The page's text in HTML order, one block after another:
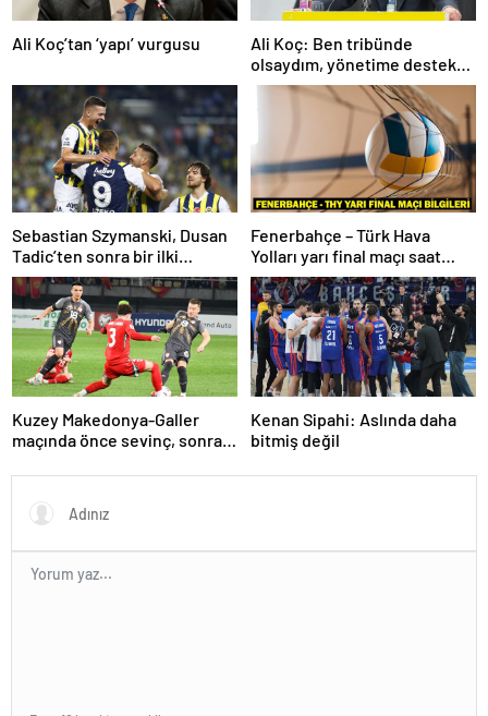
Ali Koç’tan ‘yapı’ vurgusu
Ali Koç: Ben tribünde
olsaydım, yönetime destek
olurdum
Sebastian Szymanski, Dusan
Tadic’ten sonra bir ilki
gerçekleştirecek
Fenerbahçe – Türk Hava
Yolları yarı final maçı saat
kaçta, hangi kanalda? Kupa
Voley dörtlü final heyecanı!
Kuzey Makedonya-Galler
maçında önce sevinç, sonra
Kenan Sipahi: Aslında daha
bitmiş değil